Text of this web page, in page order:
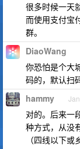
很多时候一天
而使用支付宝
群。
DiaoWang
你恐怕是个大
码的，默认扫
hammy
对的。后来一
种方式，从没
（四线以下或